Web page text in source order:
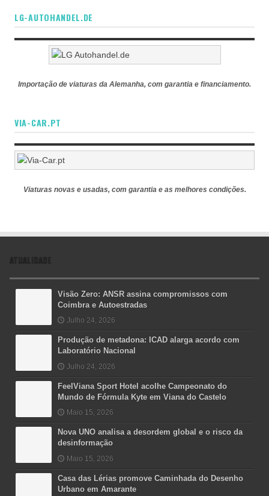
LG-AUTOHANDEL.DE
Importação de viaturas da Alemanha, com garantia e financiamento.
VIA-CAR.PT
Viaturas novas e usadas, com garantia e as melhores condições.
ATUALIDADE
Visão Zero: ANSR assina compromissos com
Coimbra e Autoestradas
Julho 24, 2026
Produção de metadona: ICAD alarga acordo com
Laboratório Nacional
Julho 24, 2026
FeelViana Sport Hotel acolhe Campeonato do
Mundo de Fórmula Kyte em Viana do Castelo
Maio 15, 2026
Nova UNO analisa a desordem global e o risco da
desinformação
Maio 15, 2026
Casa das Lérias promove Caminhada do Desenho
Urbano em Amarante